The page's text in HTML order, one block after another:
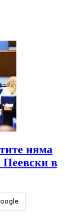
няма
Пеевски в